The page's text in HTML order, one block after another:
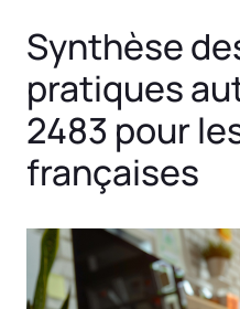
Synthèse
pratiques
2483 pour
françaises